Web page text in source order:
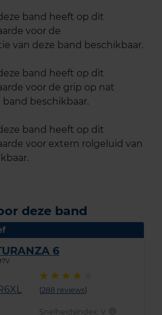
band heeft op dit
voor de
van deze band beschikbaar.
band heeft op dit
voor de grip op nat
beschikbaar.
band heeft op dit
voor extern rolgeluid van
deze band
6
(288 reviews)
Snelheidsindex: V